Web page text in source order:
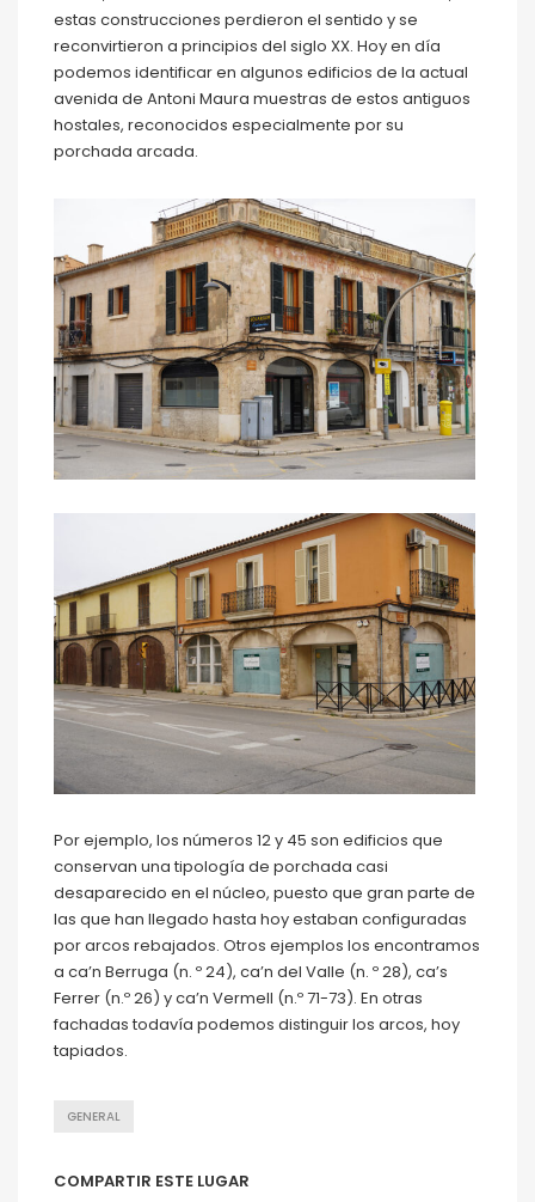
estas construcciones perdieron el sentido y se
reconvirtieron a principios del siglo XX. Hoy en día
podemos identificar en algunos edificios de la actual
avenida de Antoni Maura muestras de estos antiguos
hostales, reconocidos especialmente por su
porchada arcada.
Por ejemplo, los números 12 y 45 son edificios que
conservan una tipología de porchada casi
desaparecido en el núcleo, puesto que gran parte de
las que han llegado hasta hoy estaban configuradas
por arcos rebajados. Otros ejemplos los encontramos
a ca’n Berruga (n. º 24), ca’n del Valle (n. º 28), ca’s
Ferrer (n.º 26) y ca’n Vermell (n.º 71-73). En otras
fachadas todavía podemos distinguir los arcos, hoy
tapiados.
GENERAL
COMPARTIR ESTE LUGAR